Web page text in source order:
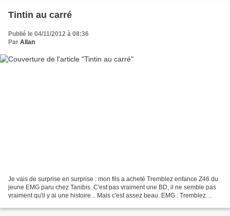
Tintin au carré
Publié le 04/11/2012 à 08:36
Par Allan
Je vais de surprise en surprise : mon fils a acheté Tremblez enfance Z46 du
jeune EMG paru chez Tanibis. C'est pas vraiment une BD, il ne semble pas
vraiment qu'il y ai une histoire... Mais c'est assez beau. EMG : Tremblez